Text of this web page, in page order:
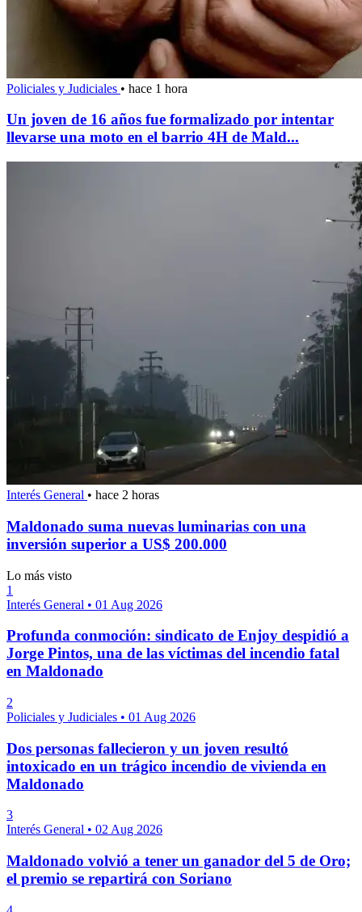
Policiales y Judiciales • hace 1 hora
Un joven de 16 años fue formalizado por intentar
llevarse una moto en el barrio 4H de Mald...
Interés General • hace 2 horas
Maldonado suma nuevas luminarias con una
inversión superior a US$ 200.000
Lo más visto
1
Interés General • 01 Aug 2026
Profunda conmoción: sindicato de Enjoy despidió a
Jorge Pintos, una de las víctimas del incendio fatal
en Maldonado
2
Policiales y Judiciales • 01 Aug 2026
Dos personas fallecieron y un joven resultó
intoxicado en un trágico incendio de vivienda en
Maldonado
3
Interés General • 02 Aug 2026
Maldonado volvió a tener un ganador del 5 de Oro;
el premio se repartirá con Soriano